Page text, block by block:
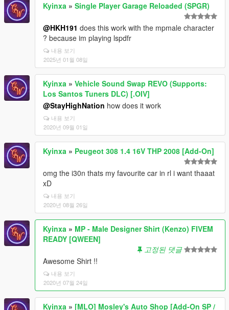
Kyinxa » Single Player Garage Reloaded (SPGR)
@HKH191 does this work with the mpmale character
? because im playing lspdfr
내용 보기
2025년 01월 08일
Kyinxa » Vehicle Sound Swap REVO (Supports:
Los Santos Tuners DLC) [.OIV]
@StayHighNation how does it work
내용 보기
2020년 09월 01일
Kyinxa » Peugeot 308 1.4 16V THP 2008 [Add-On]
omg the i30n thats my favourite car in rl i want thaaat
xD
내용 보기
2020년 08월 26일
Kyinxa » MP - Male Designer Shirt (Kenzo) FIVEM
READY [QWEEN]
고정된 댓글
Awesome Shirt !!
내용 보기
2020년 07월 24일
Kyinxa » [MLO] Mosley's Auto Shop [Add-On SP /